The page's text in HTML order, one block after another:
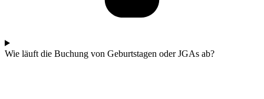
Wie läuft die Buchung von Geburtstagen oder JGAs ab?